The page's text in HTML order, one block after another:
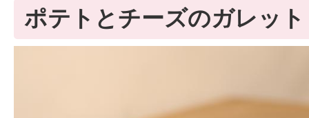
ポテトとチーズのガレット